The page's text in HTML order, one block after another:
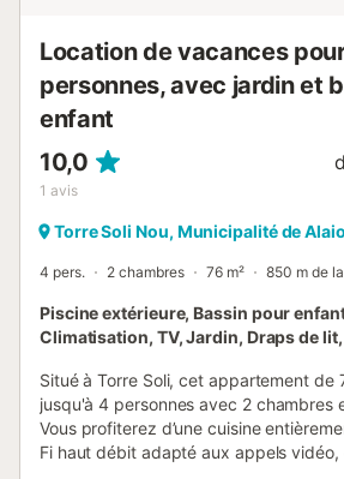
Location de vacances
personnes, avec jardin et
enfant
10,0
1 avis
Torre Soli Nou, Municipalité de
4 pers. 2 chambres 76 m² 850 m de
Piscine extérieure, Bassin pour
Climatisation, TV, Jardin, Draps de
Situé à Torre Soli, cet appartement de
jusqu'à 4 personnes avec 2 chambres
Vous profiterez d’une cuisine
Fi haut débit adapté aux appels vidéo,